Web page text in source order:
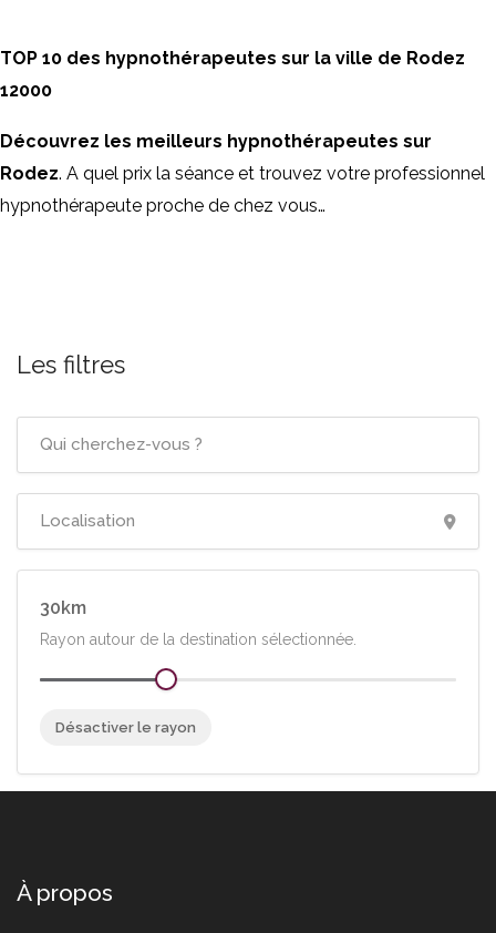
TOP 10 des hypnothérapeutes sur la ville de Rodez
12000
Découvrez les meilleurs hypnothérapeutes sur
Rodez. A quel prix la séance et trouvez votre professionnel
hypnothérapeute proche de chez vous…
Les filtres
30
Rayon autour de la destination sélectionnée.
Désactiver le rayon
À propos